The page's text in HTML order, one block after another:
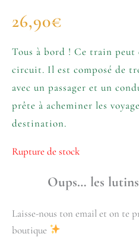
26,90€
Tous à bord ! Ce train peut
circuit. Il est composé de
avec un passager et un
prête à acheminer les
destination.
Rupture de stock
Oups… les
Laisse-nous ton email et on te
boutique